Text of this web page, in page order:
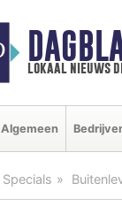
lokaal nieuws
Algemeen
Specials